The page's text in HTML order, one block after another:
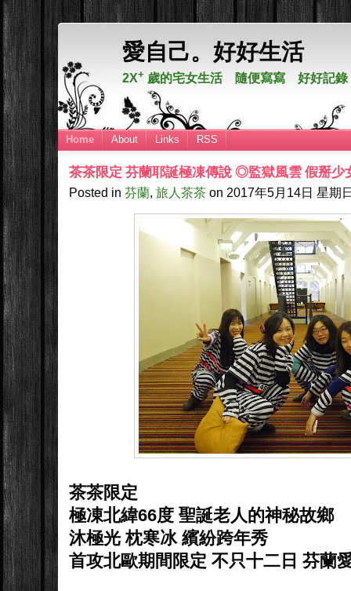
愛自己。好好生活
2X+ 歲的宅女生活 隨便寫寫 好好記錄
Home About Links RSS
茶茶限定 芬蘭耶誕極凍傳說 ◎監獄風雲 假掰
Posted in芬蘭,旅人茶茶 on 2017年5月14日星期
茶茶限定
極凍北緯66度 聖誕老人的神秘故鄉
沐極光 枕寒冰 繽紛跨年秀
首攻北歐期間限定 不只十二日 芬蘭